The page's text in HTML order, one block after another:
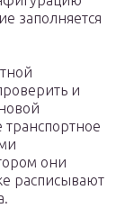
заполняется
и
транспортное
они
расписывают